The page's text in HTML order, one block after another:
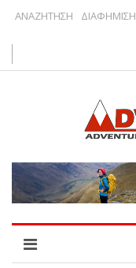
ΑΝΑΖΗΤΗΣΗ ΔΙΑΦΗΜΙΣΗ